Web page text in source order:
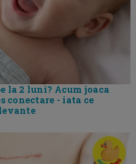
la 2 luni? Acum joaca
conectare - iata ce